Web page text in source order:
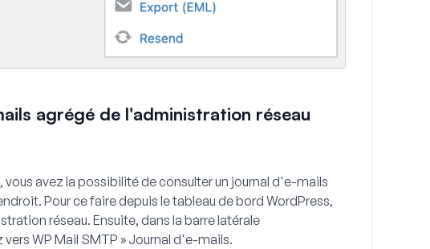
agrégé de l'administration réseau
avez la possibilité de consulter un journal d'e-mails
Pour ce faire depuis le tableau de bord WordPress,
réseau. Ensuite, dans la barre latérale
vers WP Mail SMTP » Journal d'e-mails.